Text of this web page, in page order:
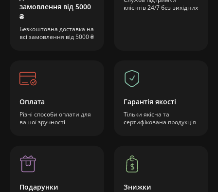
замовлення від 5000
₴
Безкоштовна доставка на
всі замовлення від 5000 ₴
клієнтів 24/7 без вихідних
Оплата
Різні способи оплати для
вашої зручності
Гарантія якості
Тільки якісна та
сертифікована продукція
Подарунки Знижки